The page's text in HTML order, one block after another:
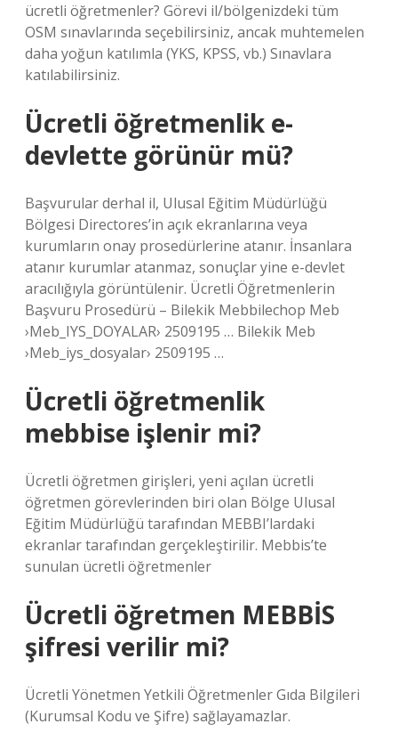
ücretli öğretmenler? Görevi il/bölgenizdeki tüm
OSM sınavlarında seçebilirsiniz, ancak muhtemelen
daha yoğun katılımla (YKS, KPSS, vb.) Sınavlara
katılabilirsiniz.
Ücretli öğretmenlik e-
devlette görünür mü?
Başvurular derhal il, Ulusal Eğitim Müdürlüğü
Bölgesi Directores’in açık ekranlarına veya
kurumların onay prosedürlerine atanır. İnsanlara
atanır kurumlar atanmaz, sonuçlar yine e-devlet
aracılığıyla görüntülenir. Ücretli Öğretmenlerin
Başvuru Prosedürü – Bilekik Mebbilechop Meb
›Meb_IYS_DOYALAR› 2509195 … Bilekik Meb
›Meb_iys_dosyalar› 2509195 …
Ücretli öğretmenlik
mebbise işlenir mi?
Ücretli öğretmen girişleri, yeni açılan ücretli
öğretmen görevlerinden biri olan Bölge Ulusal
Eğitim Müdürlüğü tarafından MEBBI’lardaki
ekranlar tarafından gerçekleştirilir. Mebbis’te
sunulan ücretli öğretmenler
Ücretli öğretmen MEBBİS
şifresi verilir mi?
Ücretli Yönetmen Yetkili Öğretmenler Gıda Bilgileri
(Kurumsal Kodu ve Şifre) sağlayamazlar.